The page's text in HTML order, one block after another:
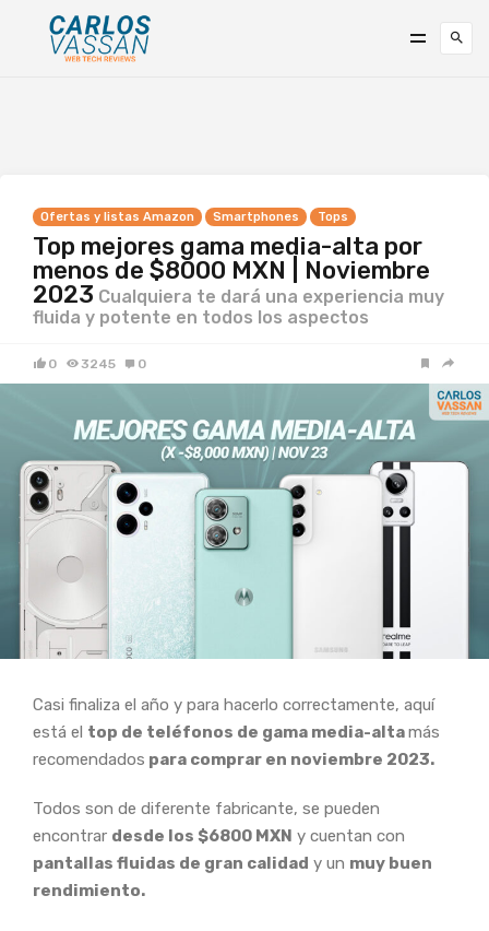
Ofertas y listas Amazon Smartphones Tops
Top mejores gama media-alta por
menos de $8000 MXN | Noviembre
2023 Cualquiera te dará una experiencia muy
fluida y potente en todos los aspectos
0 3245 0
Casi finaliza el año y para hacerlo correctamente, aquí
está el top de teléfonos de gama media-altamás
recomendados para comprar en noviembre 2023.
Todos son de diferente fabricante, se pueden
encontrar desde los $6800 MXN y cuentan con
pantallas fluidas de gran calidad y un muy buen
rendimiento.